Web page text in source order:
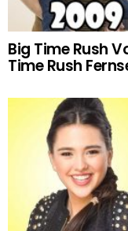
Big Time Rush
Time Rush